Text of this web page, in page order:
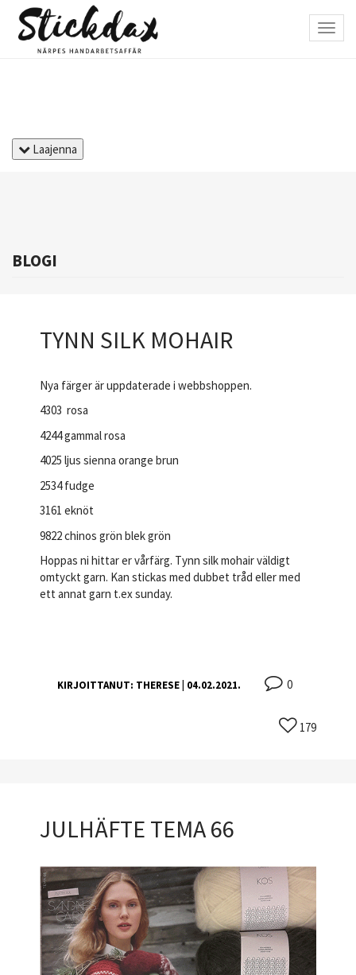
Hyppää
pääsisältöön
Laajenna
BLOGI
TYNN SILK MOHAIR
Nya färger är uppdaterade i webbshoppen.
4303 rosa
4244 gammal rosa
4025 ljus sienna orange brun
2534 fudge
3161 eknöt
9822 chinos grön blek grön
Hoppas ni hittar er vårfärg. Tynn silk mohair väldigt
omtyckt garn. Kan stickas med dubbet tråd eller med
ett annat garn t.ex sunday.
KIRJOITTANUT: THERESE | 04.02.2021. 0
179
JULHÄFTE TEMA 66